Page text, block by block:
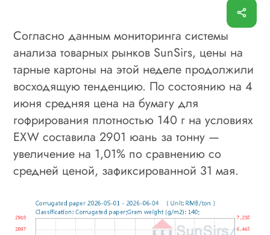
Согласно данным мониторинга системы
анализа товарных рынков SunSirs, цены на
тарные картоны на этой неделе продолжили
восходящую тенденцию. По состоянию на 4
июня средняя цена на бумагу для
гофрирования плотностью 140 г на условиях
EXW составила 2901 юань за тонну —
увеличение на 1,01% по сравнению со
средней ценой, зафиксированной 31 мая.